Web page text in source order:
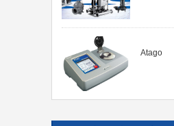
Atago